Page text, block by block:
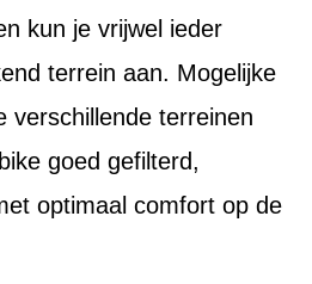
kun je vrijwel ieder
terrein aan. Mogelijke
verschillende terreinen
goed gefilterd,
optimaal comfort op de